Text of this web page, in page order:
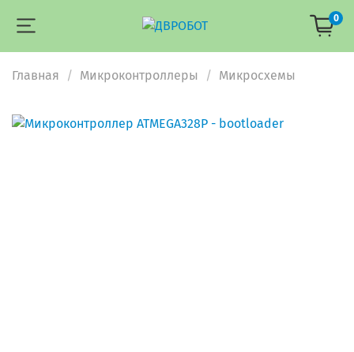
0
Главная Микроконтроллеры Микросхемы